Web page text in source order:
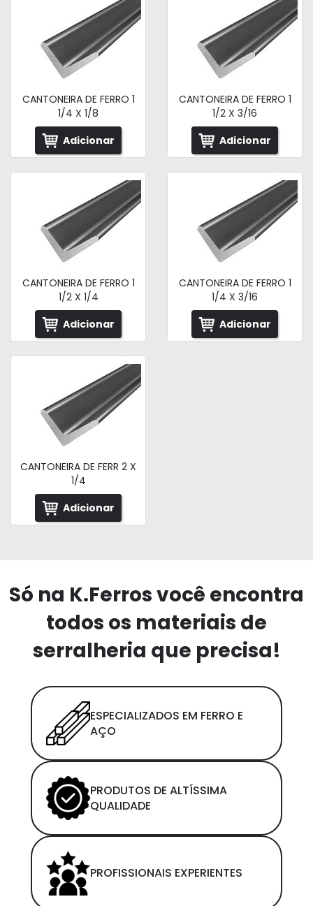
CANTONEIRA DE FERRO 1
1/4 X 1/8
Adicionar
CANTONEIRA DE FERRO 1
1/2 X 3/16
Adicionar
CANTONEIRA DE FERRO 1
1/2 X 1/4
Adicionar
CANTONEIRA DE FERRO 1
1/4 X 3/16
Adicionar
CANTONEIRA DE FERR 2 X
1/4
Adicionar
Só na K.Ferros você encontra
todos os materiais de
serralheria que precisa!
ESPECIALIZADOS EM FERRO E
AÇO
PRODUTOS DE ALTÍSSIMA
QUALIDADE
PROFISSIONAIS EXPERIENTES